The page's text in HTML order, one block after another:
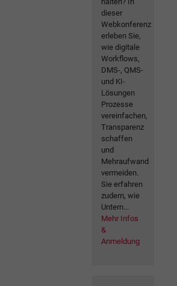
dieser
Webkonferenz
erleben Sie,
wie digitale
Workflows,
DMS-, QMS-
und KI-
Lösungen
Prozesse
vereinfachen,
Transparenz
schaffen
und
Mehraufwand
vermeiden.
Sie erfahren
zudem, wie
Untern...
Mehr Infos
&
Anmeldung